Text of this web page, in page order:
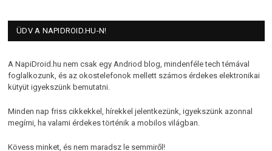
ÜDV A NAPIDROID.HU-N!
A NapiDroid.hu nem csak egy Andriod blog, mindenféle tech témával
foglalkozunk, és az okostelefonok mellett számos érdekes elektronikai
kütyüt igyekszünk bemutatni.
Minden nap friss cikkekkel, hírekkel jelentkezünk, igyekszünk azonnal
megírni, ha valami érdekes történik a mobilos világban.
Kövess minket, és nem maradsz le semmiről!